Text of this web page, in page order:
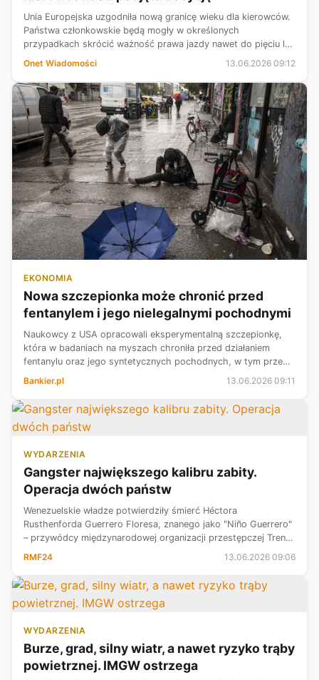
Unia Europejska uzgodniła nową granicę wieku dla kierowców.
Państwa członkowskie będą mogły w określonych
przypadkach skrócić ważność prawa jazdy nawet do pięciu lat
i częściej sprawdzać stan zdrowia kierujących.
Onet Wiadomości 13.06.2026 09:12
EKONOMIA
Nowa szczepionka może chronić przed
fentanylem i jego nielegalnymi pochodnymi
Naukowcy z USA opracowali eksperymentalną szczepionkę,
która w badaniach na myszach chroniła przed działaniem
fentanylu oraz jego syntetycznych pochodnych, w tym przed
rynku - informuje czas...
Bankier.pl 13.06.2026 09:11
WYDARZENIA
Gangster największego kalibru zabity.
Operacja dwóch państw
Wenezuelskie władze potwierdziły śmierć Héctora
Rusthenforda Guerrero Floresa, znanego jako "Niño Guerrero"
– przywódcy międzynarodowej organizacji przestępczej Tren
RMF24 13.06.2026 09:06
WYDARZENIA
Burze, grad, silny wiatr, a nawet ryzyko trąby
powietrznej. IMGW ostrzega